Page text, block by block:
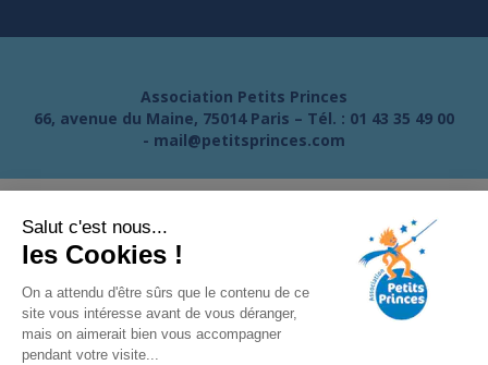
Salut c'est nous...
les Cookies !
On a attendu d'être sûrs que le contenu de ce
site vous intéresse avant de vous déranger,
mais on aimerait bien vous accompagner
pendant votre visite...
Association Petits Princes
66, avenue du Maine, 75014 Paris – Tél. : 01 43 35 49 00
- mail@petitsprinces.com